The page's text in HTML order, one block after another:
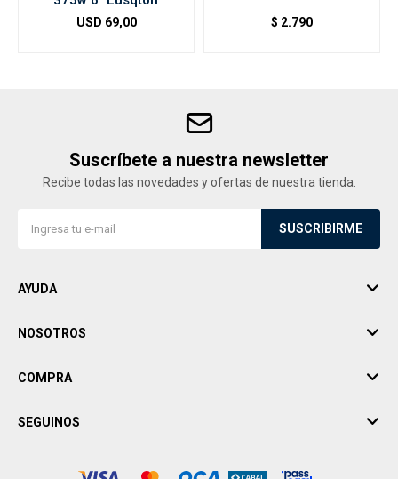
USD 69,00 $ 2.790
Suscríbete a nuestra newsletter
Recibe todas las novedades y ofertas de nuestra tienda.
SUSCRIBIRME
AYUDA
NOSOTROS
COMPRA
SEGUINOS